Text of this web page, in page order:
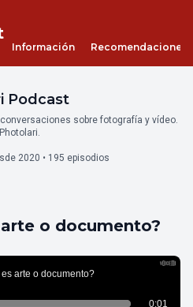
Información Recomendaciones
Podcast
sobre fotografía y vídeo.
2020 • 195 episodios
o documento?